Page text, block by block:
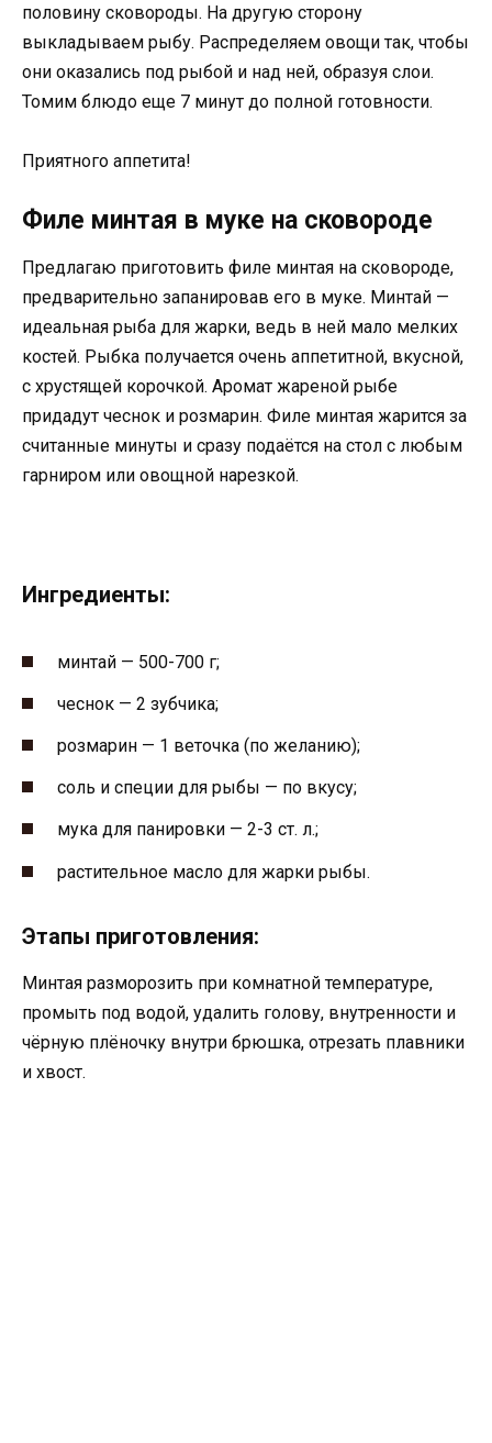
половину сковороды. На другую сторону
выкладываем рыбу. Распределяем овощи так, чтобы
они оказались под рыбой и над ней, образуя слои.
Томим блюдо еще 7 минут до полной готовности.
Приятного аппетита!
Филе минтая в муке на сковороде
Предлагаю приготовить филе минтая на сковороде,
предварительно запанировав его в муке. Минтай —
идеальная рыба для жарки, ведь в ней мало мелких
костей. Рыбка получается очень аппетитной, вкусной,
с хрустящей корочкой. Аромат жареной рыбе
придадут чеснок и розмарин. Филе минтая жарится за
считанные минуты и сразу подаётся на стол с любым
гарниром или овощной нарезкой.
Ингредиенты:
минтай — 500-700 г;
чеснок — 2 зубчика;
розмарин — 1 веточка (по желанию);
соль и специи для рыбы — по вкусу;
мука для панировки — 2-3 ст. л.;
растительное масло для жарки рыбы.
Этапы приготовления:
Минтая разморозить при комнатной температуре,
промыть под водой, удалить голову, внутренности и
чёрную плёночку внутри брюшка, отрезать плавники
и хвост.